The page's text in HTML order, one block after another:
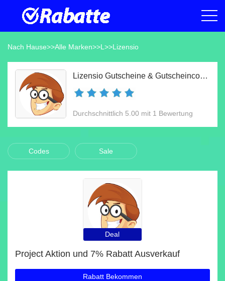
Nach Hause>>Alle Marken>>L >>Lizensio
Lizensio Gutscheine & Gutscheincodes Aug 2026
Durchschnittlich 5.00 mit 1 Bewertung
Codes Sale
Deal
Project Aktion und 7% Rabatt Ausverkauf
Rabatt Bekommen